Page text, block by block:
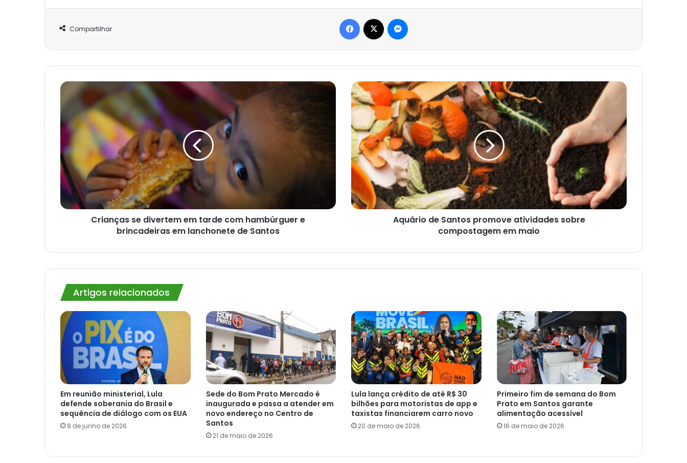
Compartilhar
Facebook
Crianças
divertem
em
tarde
hambúrguer
e
brincadeiras
em
lanchonete
de
Crianças se divertem em tarde com hambúrguer e
brincadeiras em lanchonete de Santos
Aquário
de
Santos
promove
atividades
sobre
compostagem
em
maio
Aquário de Santos promove atividades sobre
compostagem em maio
Artigos relacionados
Em reunião ministerial, Lula
defende soberania do Brasil e
sequência de diálogo com os EUA
8 de junho de 2026
Sede do Bom Prato Mercado é
inaugurada e passa a atender em
novo endereço no Centro de
Santos
21 de maio de 2026
Lula lança crédito de até R$ 30
bilhões para motoristas de app e
taxistas financiarem carro novo
20 de maio de 2026
Primeiro fim de semana do Bom
Prato em Santos garante
alimentação acessível
16 de maio de 2026